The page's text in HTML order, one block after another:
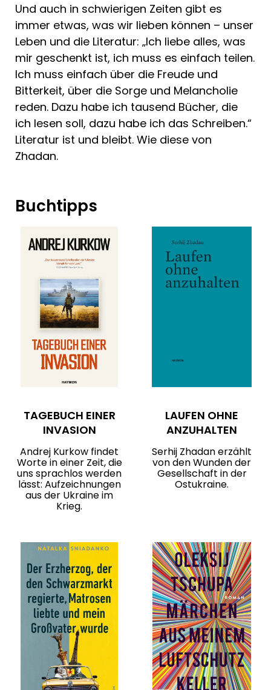
Und auch in schwierigen Zeiten gibt es
immer etwas, was wir lieben können – unser
Leben und die Literatur: „Ich liebe alles, was
mir geschenkt ist, ich muss es einfach teilen.
Ich muss einfach über die Freude und
Bitterkeit, über die Sorge und Melancholie
reden. Dazu habe ich tausend Bücher, die
ich lesen soll, dazu habe ich das Schreiben.“
Literatur ist und bleibt. Wie diese von
Zhadan.
Buchtipps
TAGEBUCH EINER
INVASION
Andrej Kurkow findet
Worte in einer Zeit, die
uns sprachlos werden
lässt: Aufzeichnungen
aus der Ukraine im
Krieg.
LAUFEN OHNE
ANZUHALTEN
Serhij Zhadan erzählt
von den Wunden der
Gesellschaft in der
Ostukraine.